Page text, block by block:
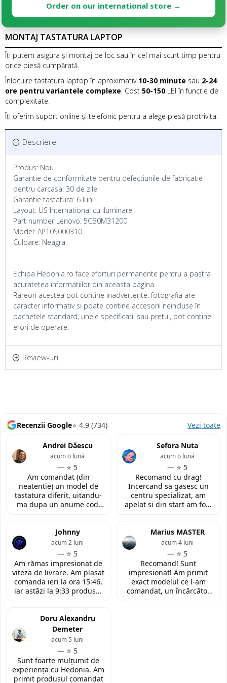
Order on our international store →
Descriere
Produs: Nou
Garantie de conformitate pentru defectiunile de fabricatie
pentru carcasa: 30 de zile
Garantie tastatura: 6 luni
Layout: US International cu iluminare
Part number Lenovo: 5CB0M31200
Model: AP10S000310
Culoare: Neagra
Echipa Hedonia.ro face eforturi permanente pentru a pastra
acuratetea informatiilor din aceasta pagina.
Rareori acestea pot contine inadvertente: fotografia are
caracter informativ si poate contine accesorii neincluse în
pachetele standard, unele specificatii sau pretul, pot contine
erori de operare.
Review-uri
MONTAJ TASTATURA LAPTOP
Îți putem asigura și montaj pe loc sau în cel mai scurt timp pentru
orice piesă cumpărată.
Înlocuire tastatura laptop în aproximativ 10-30 minute sau 2-24
ore pentru variantele complexe. Cost 50-150 LEI în funcție de
complexitate.
Îți oferim suport online și telefonic pentru a alege piesă protrivita.
Recenzii Google⭐ 4.9 (734) Vezi toate
Andrei Dăescu
— ⭐ 5
acum o lună
Am comandat (din
neatentie) un model de
tastatura diferit, uitandu-
ma dupa un anume cod.
contactat in urma cererii
de retur si mi-au oferit
modelul potrivit de
tastatura pentru repararea
laptopului. Nu am ce
reprosa! Serviciu prompt si
de incredere!
Sefora Nuta
— ⭐ 5
acum o lună
Recomand cu drag!
Incercand sa gasesc un
centru specializat, am
apelat si din start am fost
fata locului, am fost placut
impresionata de
amabilitatea si priceperea
personalului. Multumesc
tare mult pentru ajutorul
oferit!
Johnny
— ⭐ 5
acum 2 luni
Am rămas impresionat de
viteza de livrare. Am plasat
comanda ieri la ora 15:46,
iar astăzi la 9:33 produsul
exact conform descrierii,
ambalată corespunzător și
la un preț foarte
toată încrederea!
Marius MASTER
— ⭐ 5
acum 4 luni
Recomand! Sunt
impresionat! Am primit
exact modelul ce l-am
comandat, un încărcător
Doru Alexandru
Demeter
— ⭐ 5
acum 5 luni
Sunt foarte mulțumit de
experiența cu Hedonia. Am
primit produsul comandat